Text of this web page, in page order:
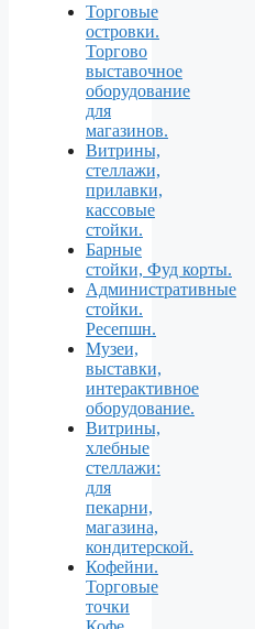
Торговые
островки.
Торгово
выставочное
оборудование
для
магазинов.
Витрины,
стеллажи,
прилавки,
кассовые
стойки.
Барные
стойки, Фуд корты.
Aдминистративные
стойки.
Ресепшн.
Музеи,
выставки,
интерактивное
оборудование.
Витрины,
хлебные
стеллажи:
для
пекарни,
магазина,
кондитерской.
Кофейни.
Торговые
точки